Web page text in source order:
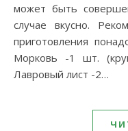
может быть
случае вкусно.
приготовления
Морковь -1 шт.
Лавровый лист -2…